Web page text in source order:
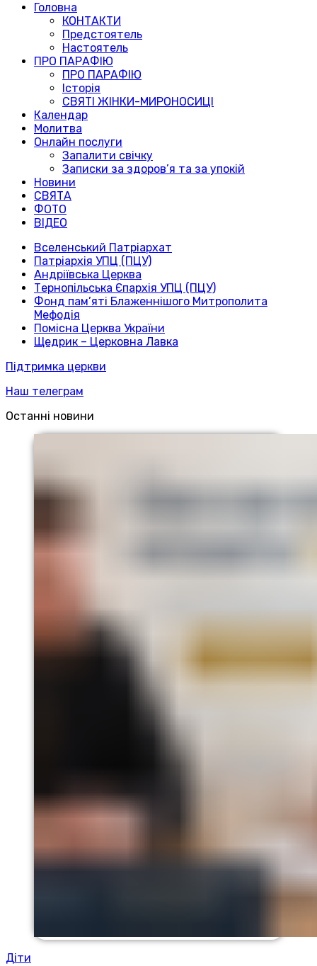
Головна
КОНТАКТИ
Предстоятель
Настоятель
ПРО ПАРАФІЮ
ПРО ПАРАФІЮ
Історія
СВЯТІ ЖІНКИ-МИРОНОСИЦІ
Календар
Молитва
Онлайн послуги
Запалити свічку
Записки за здоров’я та за упокій
Новини
СВЯТА
ФОТО
ВІДЕО
Вселенський Патріархат
Патріархія УПЦ (ПЦУ)
Андріївська Церква
Тернопільська Єпархія УПЦ (ПЦУ)
Фонд пам’яті Блаженнішого Митрополита
Мефодія
Помісна Церква України
Щедрик – Церковна Лавка
Підтримка церкви
Наш телеграм
Останні новини
Діти